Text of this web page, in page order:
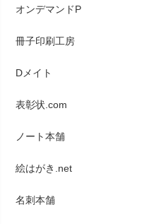
オンデマンドP
冊子印刷工房
Dメイト
表彰状.com
ノート本舗
絵はがき.net
名刺本舗